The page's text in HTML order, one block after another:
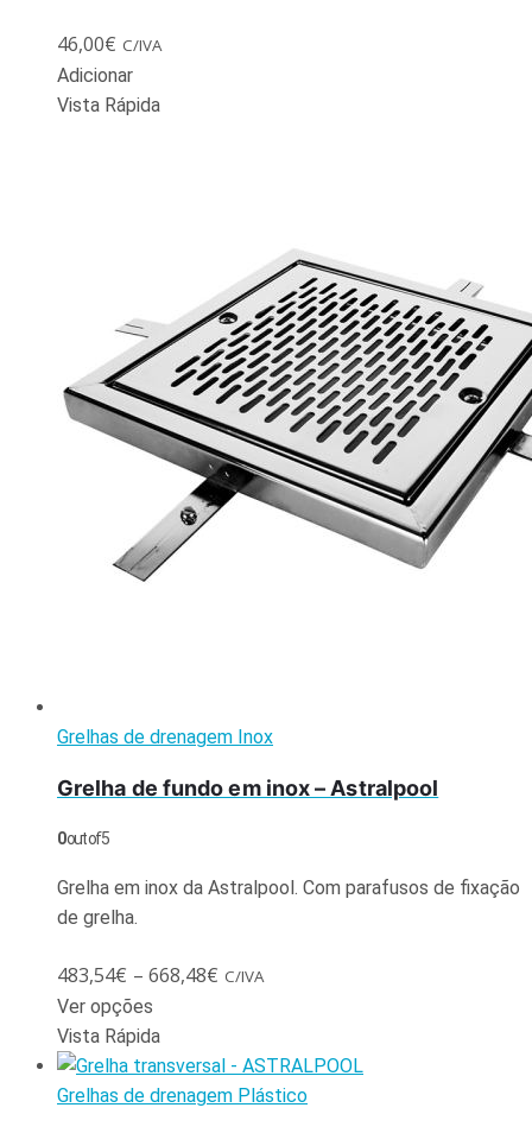
46,00€ C/IVA
Adicionar
Vista Rápida
Grelhas de drenagem Inox
Grelha de fundo em inox – Astralpool
0out of 5
Grelha em inox da Astralpool. Com parafusos de fixação
de grelha.
483,54€ – 668,48€ C/IVA
Ver opções
Vista Rápida
Grelhas de drenagem Plástico